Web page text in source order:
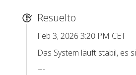
Resuelto
Feb 3, 2026 3:20 PM CET
Das System läuft stabil, es
---